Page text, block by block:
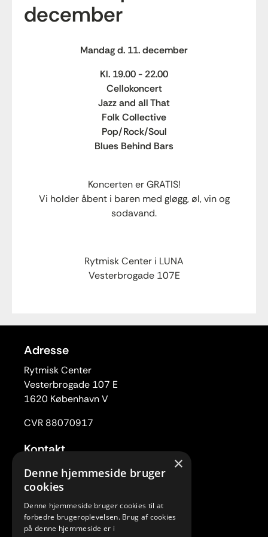
Panelsamtale: Fra ny artist til etableret
musiker- en samtale om vejen fra talent til
december
Mandag d. 11. december
Kl. 19.00 - 22.00
Cellokoncert
Jazz and all That
Folk Collective
Pop/Rock/Soul
Blues Behind Bars
Koncerten er GRATIS!
Vi holder åbent i baren med gløgg, øl, vin og
sodavand.
Rytmisk Center i LUNA
Vesterbrogade 107E
Adresse
Rytmisk Center
Vesterbrogade 107 E
1620 København V
CVR 88070917
Kontakt
Tlf. 33 22 59 84
Mail:rc@rytmiskcenter.dk
Kontorets åbningstider
Mandag-torsdag kl. 10.00-15.00
×
Denne hjemmeside bruger
cookies
Denne hjemmeside bruger cookies til at
forbedre brugeroplevelsen. Brug af cookies
på denne hjemmeside er i